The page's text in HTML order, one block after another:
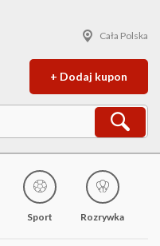
Cała Polska
+ Dodaj kupon
Sport Rozrywka